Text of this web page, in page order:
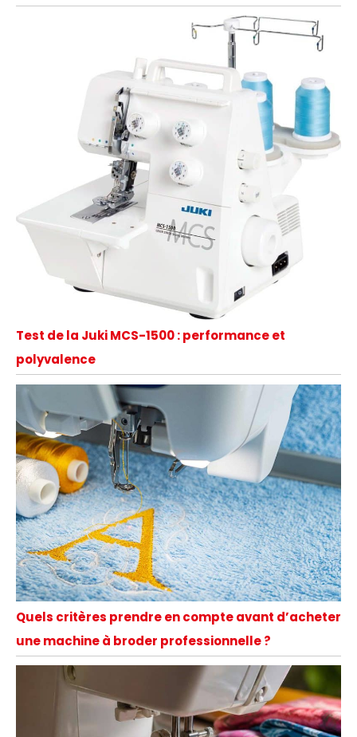
Test de la Juki MCS-1500 : performance et
polyvalence
Quels critères prendre en compte avant d’acheter
une machine à broder professionnelle ?